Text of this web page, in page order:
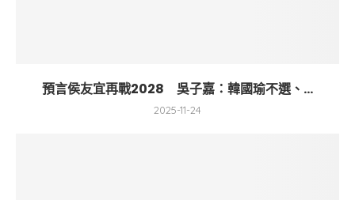
預言侯友宜再戰2028 吳子嘉：韓國瑜不選、...
2025-11-24